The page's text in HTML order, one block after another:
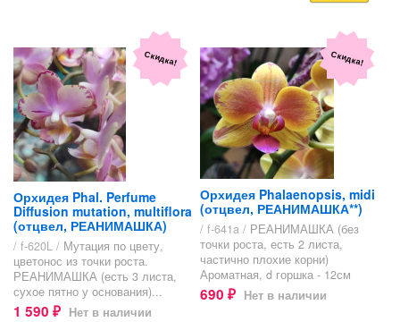
Скидка!
Орхидея Phal. Perfume
Diffusion mutation, multiflora
(отцвел, РЕАНИМАШКА)
/ f-620L / Мутация по цвету,
цветонос из точки роста.
РЕАНИМАШКА (есть 3 листа,
сухое пятно у основания)...
1 590 ₽ Нет в наличии
Скидка!
Орхидея Phalaenopsis, midi
(отцвел, РЕАНИМАШКА**)
/ f-641a / РЕАНИМАШКА (без
точки роста, есть 2 листа,
частично плохие корни)
Ароматная, d горшка - 12см
690 ₽ Нет в наличии